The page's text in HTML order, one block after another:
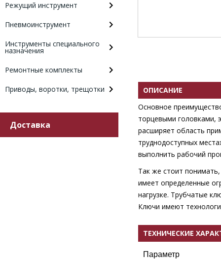
Режущий инструмент
Пневмоинструмент
Инструменты специального
назначения
Ремонтные комплекты
Приводы, воротки, трещотки
Доставка
ОПИСАНИЕ
Основное
торцевыми головками,
расширяет область
труднодоступных
выполнить рабочий
Так же стоит
имеет определенные
нагрузке. Трубчатые
Ключи имеют
ТЕХНИЧЕСКИЕ
Параметр